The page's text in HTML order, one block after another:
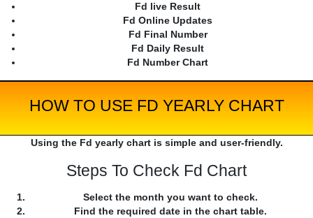
Fd live Result
Fd Online Updates
Fd Final Number
Fd Daily Result
Fd Number Chart
HOW TO USE FD YEARLY CHART
Using the Fd yearly chart is simple and user-friendly.
Steps To Check Fd Chart
Select the month you want to check.
Find the required date in the chart table.